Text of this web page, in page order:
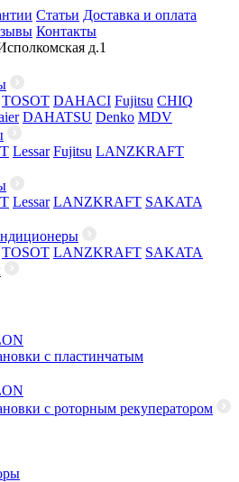
Статьи Доставка и оплата
Контакты
д.1
TOSOT DAHACI Fujitsu CHIQ
DAHATSU Denko MDV
Lessar Fujitsu LANZKRAFT
Lessar LANZKRAFT SAKATA
TOSOT LANZKRAFT SAKATA
с пластинчатым
с роторным рекуператором